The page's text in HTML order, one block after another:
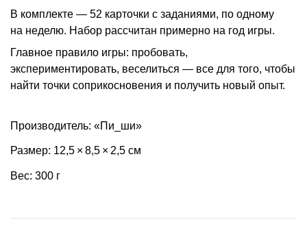
В комплекте — 52 карточки с заданиями, по одному
на неделю. Набор рассчитан примерно на год игры.
Главное правило игры: пробовать,
экспериментировать, веселиться — все для того, чтобы
найти точки соприкосновения и получить новый опыт.
Производитель: «Пи_ши»
Размер: 12,5 × 8,5 × 2,5 см
Вес: 300 г